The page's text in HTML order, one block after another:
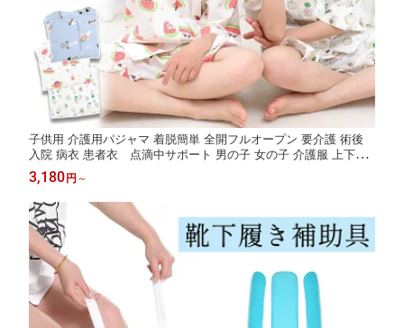
子供用 介護用パジャマ 着脱簡単 全開フルオープン 要介護 術後
入院 病衣 患者衣 点滴中サポート 男の子 女の子 介護服 上下セ
ット トップス ズボン 寝たきり 夏 春
3,180円 ～